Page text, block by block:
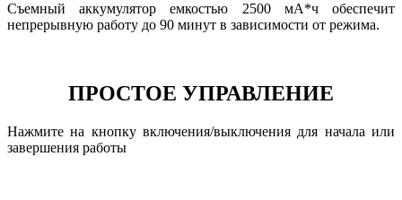
Съемный аккумулятор емкостью 2500 мА*ч обеспечит
непрерывную работу до 90 минут в зависимости от режима.
ПРОСТОЕ УПРАВЛЕНИЕ
Нажмите на кнопку включения/выключения для начала или
завершения работы